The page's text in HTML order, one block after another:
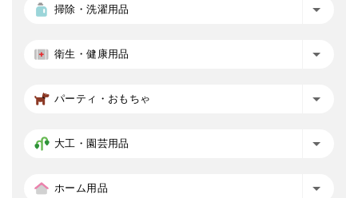
掃除・洗濯用品
衛生・健康用品
パーティ・おもちゃ
大工・園芸用品
ホーム用品